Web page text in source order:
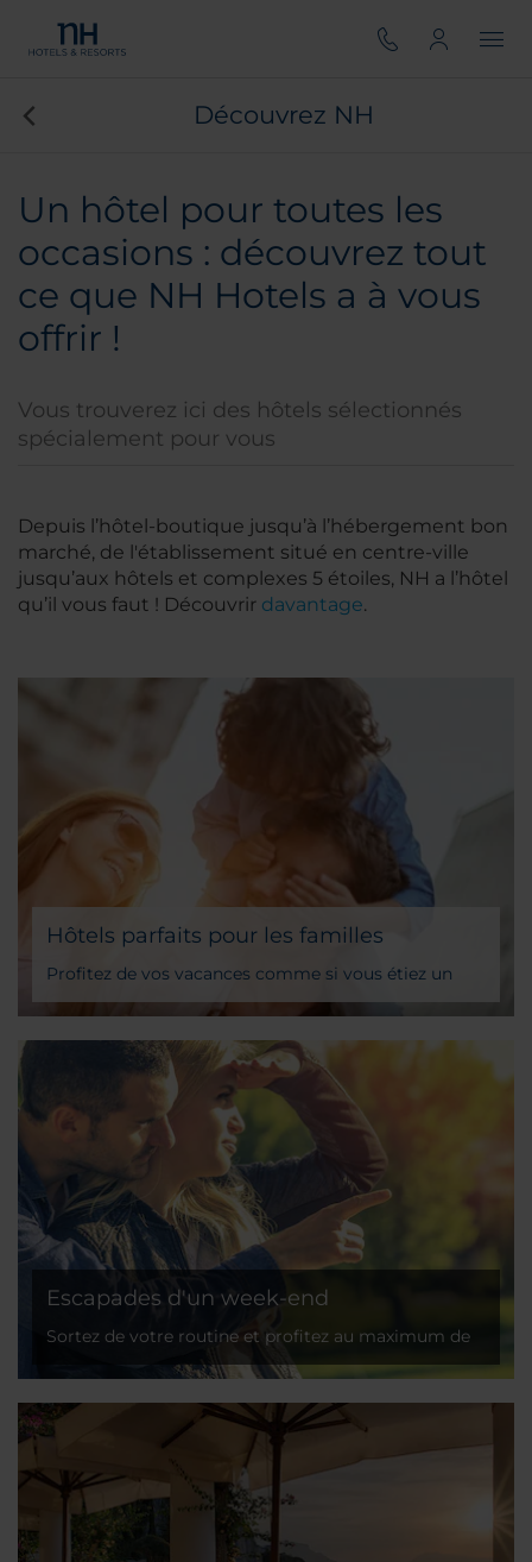
Découvrez NH
Un hôtel pour toutes les
occasions : découvrez tout
ce que NH Hotels a à vous
offrir !
Vous trouverez ici des hôtels sélectionnés
spécialement pour vous
Depuis l’hôtel-boutique jusqu’à l’hébergement bon
marché, de l'établissement situé en centre-ville
jusqu’aux hôtels et complexes 5 étoiles, NH a l’hôtel
qu’il vous faut ! Découvrir davantage.
Hôtels parfaits pour les familles
Profitez de vos vacances comme si vous étiez un
enfant avec nos services dédiés aux familles
Escapades d'un week-end
Sortez de votre routine et profitez au maximum de